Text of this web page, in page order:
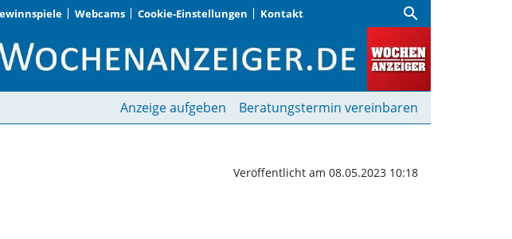
Webcams Cookie-Einstellungen Kontakt search
übersehen | Wochenanzeiger
Anzeige aufgeben Beratungstermin vereinbaren
Veröffentlicht am 08.05.2023 10:18